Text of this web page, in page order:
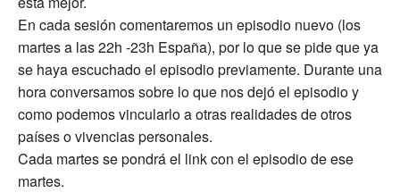
En cada sesión comentaremos un episodio nuevo (los
martes a las 22h -23h España), por lo que se pide que ya
se haya escuchado el episodio previamente. Durante una
hora conversamos sobre lo que nos dejó el episodio y
como podemos vincularlo a otras realidades de otros
países o vivencias personales.
Cada martes se pondrá el link con el episodio de ese
martes.